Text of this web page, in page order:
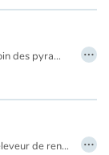
Iretirou habite au bord du Nil, non loin des pyramides. Son papa fabrique de beaux papyrus qu’elle porte tous les jours à l’école des scribes au palais du pharaon. Fascinée par les hiéroglyphes tracés sur les précieux rouleaux, Iretirou rêve en secret de devenir scribe elle aussi. Mais c’est un métier réservé aux hommes … Lorsque le rosier préféré du pharaon cesse mystérieusement de fleurir et qu’une récompense est offerte à qui le guérira, Iretirou se dit qu’elle tient sa chance ! …
La petite Aada, fille intrépide d’un éleveur de rennes, vit dans un village au bord d’un grand lac de glace de Laponie. Un jour, la petite fille perçoit un mouvement intrigant près de la rive, et, bravant l’interdiction formelle de son père, penche la tête au-dessus de l’eau… …